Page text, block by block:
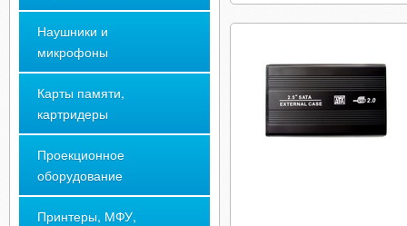
Наушники и
микрофоны
Карты памяти,
картридеры
Проекционное
оборудование
Принтеры, МФУ,